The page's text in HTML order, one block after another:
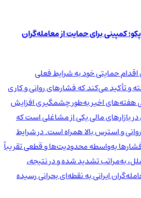
کمپینی برای حمایت از معامله‌گران
اقدام حمایتی خود به شرایط فعلی
و تأکید می‌کند که فشارهای روانی و کاری
هفته‌های اخیر به‌طور چشمگیری افزایش
بازارهای مالی یکی از مشاغلی است که
و استرس بالا همراه است. در شرایط
به‌واسطه محدودیت‌ها و قطعی تقریباً
به‌مراتب تشدید شده و در نتیجه،
ایرانی به نقطه‌ای بحرانی رسیده